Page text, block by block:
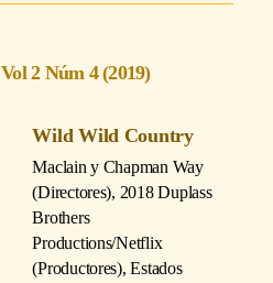
Vol 2 Núm 4 (2019)
Wild Wild Country
Maclain y Chapman Way
(Directores), 2018 Duplass
Brothers
Productions/Netflix
(Productores), Estados